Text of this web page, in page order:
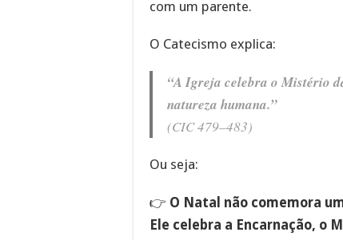
com um parente.
O Catecismo explica:
“A Igreja celebra o Mistério
natureza humana.”
(CIC 479–483)
Ou seja:
👉 O Natal não comemora
Ele celebra a Encarnação, o